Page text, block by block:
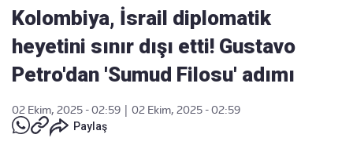
Kolombiya, İsrail diplomatik
heyetini sınır dışı etti! Gustavo
Petro'dan 'Sumud Filosu' adımı
02 Ekim, 2025 - 02:59
02 Ekim, 2025 - 02:59
Paylaş